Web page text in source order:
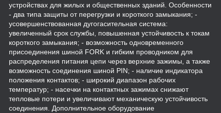
устройствах для жилых и общественных зданий. Особенности
- два типа защиты от перегрузки и короткого замыкания; -
усовершенствованная дугогасительная система:
увеличенный срок службы, повышенная устойчивость к токам
короткого замыкания; - возможность одновременного
присоединения шиной FORK и гибким проводником для
распределения питания цепи через верхние зажимы, а также
возможность соединения шиной PIN; - наличие индикатора
положения контактов; - широкий диапазон рабочих
температур; - насечки на контактных зажимах снижают
тепловые потери и увеличивают механическую устойчивость
соединения. Дополнительное оборудование